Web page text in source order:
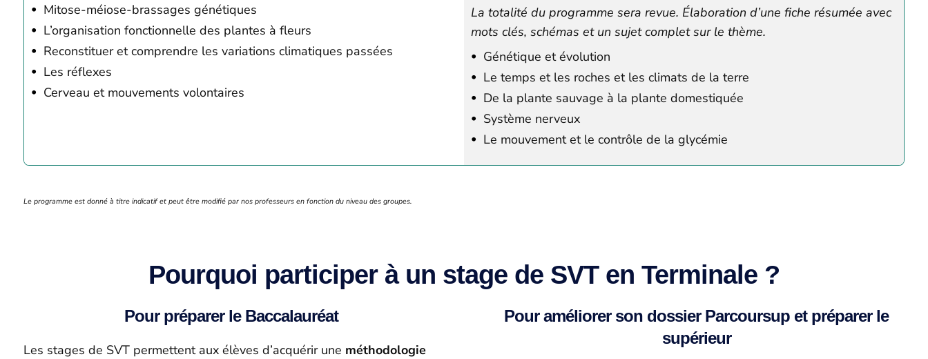
Mitose-méiose-brassages génétiques
L’organisation fonctionnelle des plantes à fleurs
Reconstituer et comprendre les variations climatiques passées
Les réflexes
Cerveau et mouvements volontaires
La totalité du programme sera revue. Élaboration d’une fiche résumée avec
mots clés, schémas et un sujet complet sur le thème.
Génétique et évolution
Le temps et les roches et les climats de la terre
De la plante sauvage à la plante domestiquée
Système nerveux
Le mouvement et le contrôle de la glycémie
Le programme est donné à titre indicatif et peut être modifié par nos professeurs en fonction du niveau des groupes.
Pourquoi participer à un stage de SVT en Terminale ?
Pour préparer le Baccalauréat
Les stages de SVT permettent aux élèves d’acquérir une méthodologie
Pour améliorer son dossier Parcoursup et préparer le
supérieur